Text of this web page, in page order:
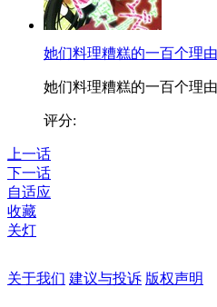
她们料理糟糕的一百个理由
她们料理糟糕的一百个理
评分:
上一话
下一话
自适应
收藏
关灯
关于我们 建议与投诉 版权声明